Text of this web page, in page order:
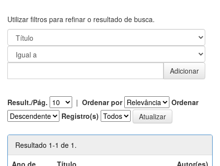
Utilizar filtros para refinar o resultado de busca.
Result./Pág. | Ordenar por
Ordenar
Registro(s)
Resultado 1-1 de 1.
Ano de
Título Autor(es)